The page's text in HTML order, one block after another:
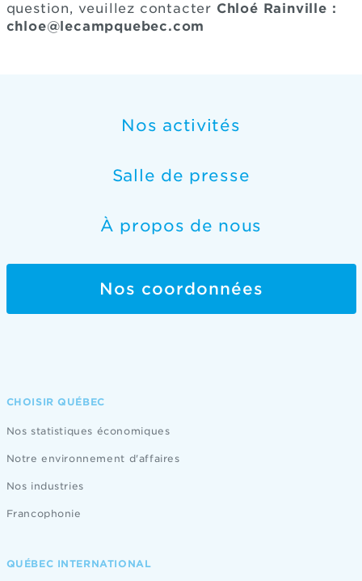
question, veuillez contacter Chloé Rainville :
chloe@lecampquebec.com
Nos activités
Salle de presse
À propos de nous
Nos coordonnées
CHOISIR QUÉBEC
Nos statistiques économiques
Notre environnement d'affaires
Nos industries
Francophonie
QUÉBEC INTERNATIONAL